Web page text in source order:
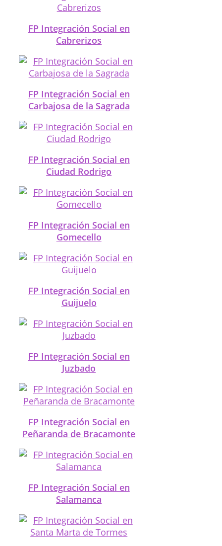
FP Integración Social en
Cabrerizos
FP Integración Social en
Carbajosa de la Sagrada
FP Integración Social en
Ciudad Rodrigo
FP Integración Social en
Gomecello
FP Integración Social en
Guijuelo
FP Integración Social en
Juzbado
FP Integración Social en
Peñaranda de Bracamonte
FP Integración Social en
Salamanca